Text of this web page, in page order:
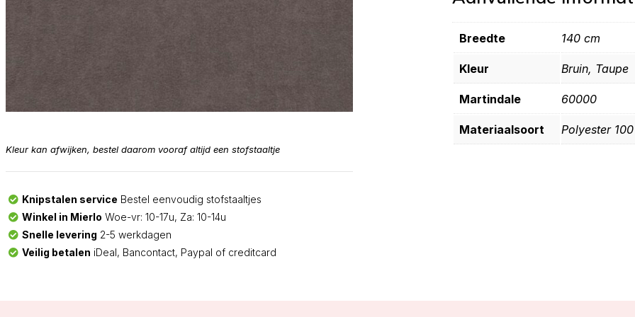
Kleur kan afwijken, bestel daarom vooraf altijd een stofstaaltje
Knipstalen service Bestel eenvoudig stofstaaltjes
Winkel in Mierlo Woe-vr: 10-17u, Za: 10-14u
Snelle levering 2-5 werkdagen
Veilig betalen iDeal, Bancontact, Paypal of creditcard
Breedte 140 cm
Kleur Bruin, Taupe
Martindale 60000
Materiaalsoort Polyester